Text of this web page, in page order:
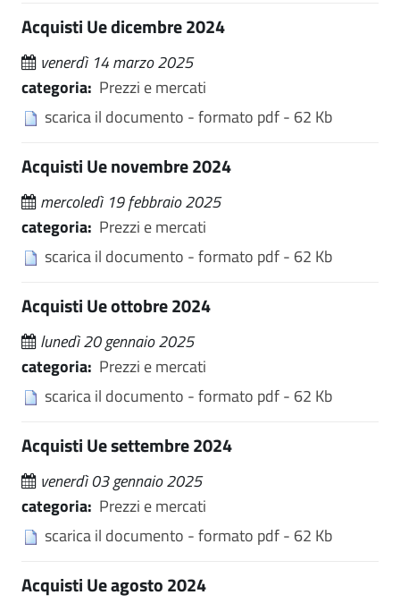
Acquisti Ue dicembre 2024
venerdì 14 marzo 2025
categoria: Prezzi e mercati
scarica il documento - formato pdf - 62 Kb
Acquisti Ue novembre 2024
mercoledì 19 febbraio 2025
categoria: Prezzi e mercati
scarica il documento - formato pdf - 62 Kb
Acquisti Ue ottobre 2024
lunedì 20 gennaio 2025
categoria: Prezzi e mercati
scarica il documento - formato pdf - 62 Kb
Acquisti Ue settembre 2024
venerdì 03 gennaio 2025
categoria: Prezzi e mercati
scarica il documento - formato pdf - 62 Kb
Acquisti Ue agosto 2024